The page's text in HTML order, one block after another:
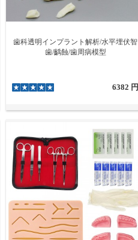
歯科透明インプラント解析/水平埋伏智
歯/齲蝕/歯周病模型
6382 円